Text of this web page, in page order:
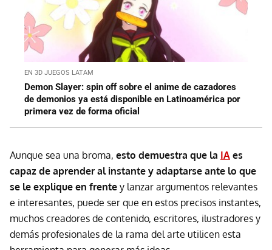
EN 3D JUEGOS LATAM
Demon Slayer: spin off sobre el anime de cazadores
de demonios ya está disponible en Latinoamérica por
primera vez de forma oficial
Aunque sea una broma, esto demuestra que la IA es
capaz de aprender al instante y adaptarse ante lo que
se le explique en frente y lanzar argumentos relevantes
e interesantes, puede ser que en estos precisos instantes,
muchos creadores de contenido, escritores, ilustradores y
demás profesionales de la rama del arte utilicen esta